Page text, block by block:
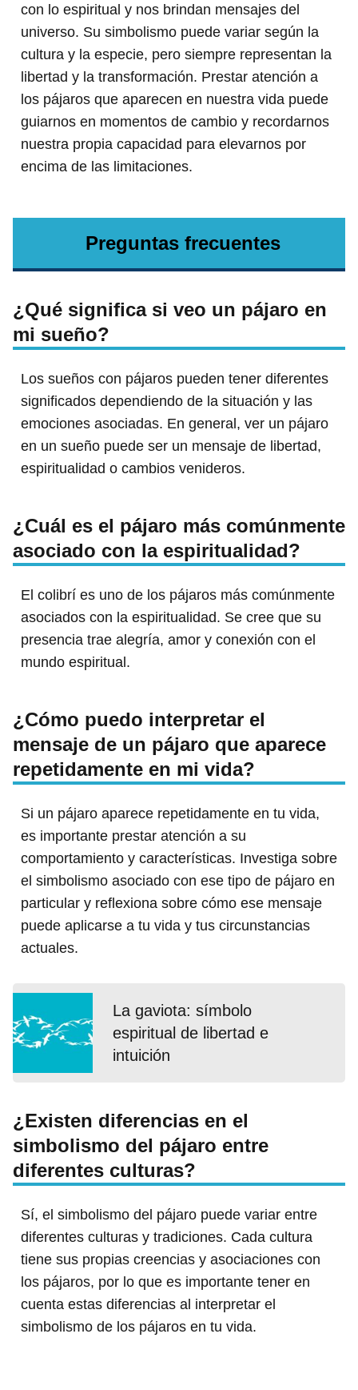
con lo espiritual y nos brindan mensajes del
universo. Su simbolismo puede variar según la
cultura y la especie, pero siempre representan la
libertad y la transformación. Prestar atención a
los pájaros que aparecen en nuestra vida puede
guiarnos en momentos de cambio y recordarnos
nuestra propia capacidad para elevarnos por
encima de las limitaciones.
Preguntas frecuentes
¿Qué significa si veo un pájaro en
mi sueño?
Los sueños con pájaros pueden tener diferentes
significados dependiendo de la situación y las
emociones asociadas. En general, ver un pájaro
en un sueño puede ser un mensaje de libertad,
espiritualidad o cambios venideros.
¿Cuál es el pájaro más comúnmente
asociado con la espiritualidad?
El colibrí es uno de los pájaros más comúnmente
asociados con la espiritualidad. Se cree que su
presencia trae alegría, amor y conexión con el
mundo espiritual.
¿Cómo puedo interpretar el
mensaje de un pájaro que aparece
repetidamente en mi vida?
Si un pájaro aparece repetidamente en tu vida,
es importante prestar atención a su
comportamiento y características. Investiga sobre
el simbolismo asociado con ese tipo de pájaro en
particular y reflexiona sobre cómo ese mensaje
puede aplicarse a tu vida y tus circunstancias
actuales.
La gaviota: símbolo
espiritual de libertad e
intuición
¿Existen diferencias en el
simbolismo del pájaro entre
diferentes culturas?
Sí, el simbolismo del pájaro puede variar entre
diferentes culturas y tradiciones. Cada cultura
tiene sus propias creencias y asociaciones con
los pájaros, por lo que es importante tener en
cuenta estas diferencias al interpretar el
simbolismo de los pájaros en tu vida.